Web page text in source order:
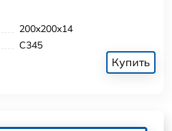
200x200x14
С345
Купить